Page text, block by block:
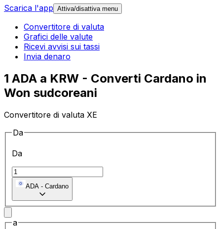
Scarica l'app Attiva/disattiva menu
Convertitore di valuta
Grafici delle valute
Ricevi avvisi sui tassi
Invia denaro
1 ADA a KRW - Converti Cardano in
Won sudcoreani
Convertitore di valuta XE
Da
Da
ADA - Cardano
a